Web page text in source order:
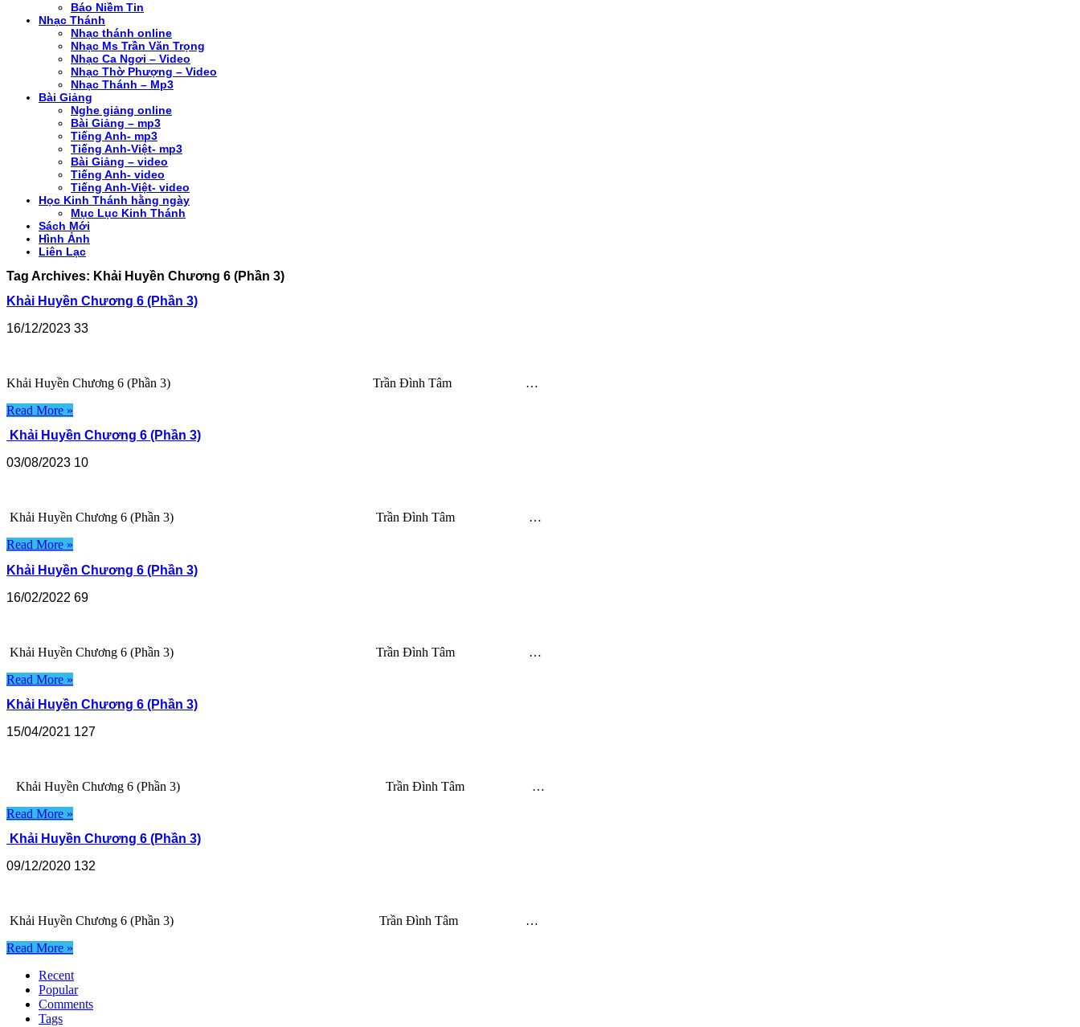
Báo Niềm Tin
Nhạc Thánh
Nhạc thánh online
Nhạc Ms Trần Văn Trọng
Nhạc Ca Ngơi – Video
Nhạc Thờ Phượng – Video
Nhạc Thánh – Mp3
Bài Giảng
Nghe giảng online
Bài Giảng – mp3
Tiếng Anh- mp3
Tiếng Anh-Việt- mp3
Bài Giảng – video
Tiếng Anh- video
Tiếng Anh-Việt- video
Học Kinh Thánh hằng ngày
Mục Lục Kinh Thánh
Sách Mới
Hình Ảnh
Liên Lạc
Tag Archives: Khải Huyền Chương 6 (Phần 3)
Khải Huyền Chương 6 (Phần 3)
16/12/2023 33
Khải Huyền Chương 6 (Phần 3) Trần Đình Tâm …
Read More »
Khải Huyền Chương 6 (Phần 3)
03/08/2023 10
Khải Huyền Chương 6 (Phần 3) Trần Đình Tâm …
Read More »
Khải Huyền Chương 6 (Phần 3)
16/02/2022 69
Khải Huyền Chương 6 (Phần 3) Trần Đình Tâm …
Read More »
Khải Huyền Chương 6 (Phần 3)
15/04/2021 127
Khải Huyền Chương 6 (Phần 3) Trần Đình Tâm …
Read More »
Khải Huyền Chương 6 (Phần 3)
09/12/2020 132
Khải Huyền Chương 6 (Phần 3) Trần Đình Tâm …
Read More »
Recent
Popular
Comments
Tags